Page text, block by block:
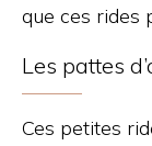
que ces rides
Les pattes
Ces petites